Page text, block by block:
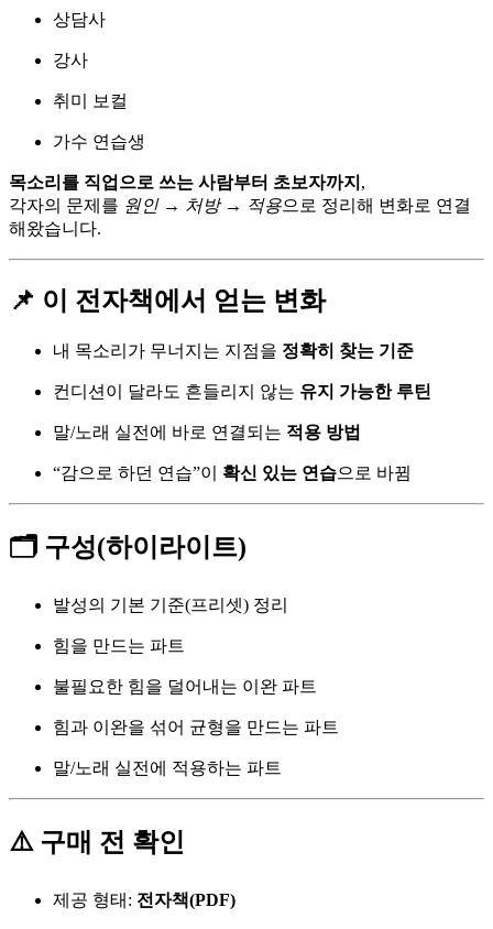
상담사
강사
취미 보컬
가수 연습생
목소리를 직업으로 쓰는 사람부터 초보자까지 ,
각자의 문제를 원인 → 처방 → 적용으로 정리해 변화로 연결
해왔습니다.
📌 이 전자책에서 얻는 변화
내 목소리가 무너지는 지점을 정확히 찾는 기준
컨디션이 달라도 흔들리지 않는 유지 가능한 루틴
말/노래 실전에 바로 연결되는 적용 방법
“감으로 하던 연습”이 확신 있는 연습으로 바뀜
🗂️ 구성(하이라이트)
발성의 기본 기준(프리셋) 정리
힘을 만드는 파트
불필요한 힘을 덜어내는 이완 파트
힘과 이완을 섞어 균형을 만드는 파트
말/노래 실전에 적용하는 파트
⚠️ 구매 전 확인
제공 형태: 전자책(PDF)